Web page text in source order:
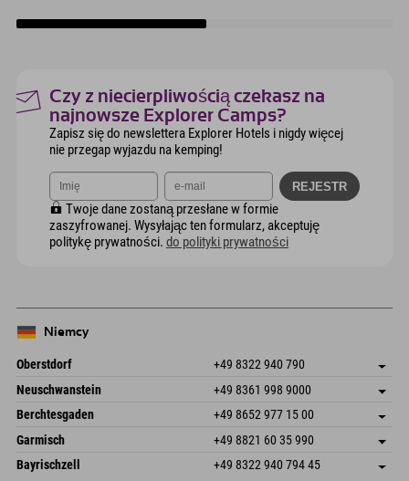
Czy z niecierpliwością czekasz na
najnowsze Explorer Camps?
Zapisz się do newslettera Explorer Hotels i nigdy więcej
nie przegap wyjazdu na kemping!
Twoje dane zostaną przesłane w formie
zaszyfrowanej. Wysyłając ten formularz, akceptuję
politykę prywatności. do polityki prywatności
Niemcy
Oberstdorf +49 8322 940 790
An der Breitach 3
87538 Fischen I. Allgäu
Niemcy
Zapisz adres
Informacje o przyjeździe
Książka
Neuschwanstein +49 8361 998 9000
An der Riese 45
87484 Nesselwang im Allgäu
Niemcy
Zapisz adres
Książka
Berchtesgaden +49 8652 977 15 00
Hofreitstr. 7
83471 Schönau am Königssee
Niemcy
Zapisz adres
Informacje o przyjeździe
Książka
Garmisch +49 8821 60 35 990
Frickenstraße 22
82490 Farchant
Zapisz adres
Bayrischzell +49 8322 940 794 45